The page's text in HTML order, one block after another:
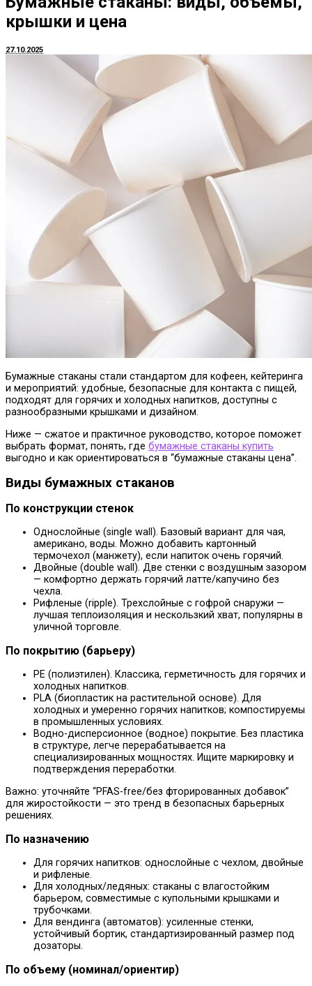
крышки и цена
27.10.2025
Бумажные стаканы стали стандартом для кофеен, кейтеринга
и мероприятий: удобные, безопасные для контакта с пищей,
подходят для горячих и холодных напитков, доступны с
разнообразными крышками и дизайном.
Ниже — сжатое и практичное руководство, которое поможет
выбрать формат, понять, где бумажные стаканы купить
выгодно и как ориентироваться в “бумажные стаканы цена”.
Виды бумажных стаканов
По конструкции стенок
Однослойные (single wall). Базовый вариант для чая,
американо, воды. Можно добавить картонный
термочехол (манжету), если напиток очень горячий.
Двойные (double wall). Две стенки с воздушным зазором
— комфортно держать горячий латте/капучино без
чехла.
Рифленые (ripple). Трехслойные с гофрой снаружи —
лучшая теплоизоляция и нескользкий хват, популярны в
уличной торговле.
По покрытию (барьеру)
PE (полиэтилен). Классика, герметичность для горячих и
холодных напитков.
PLA (биопластик на растительной основе). Для
холодных и умеренно горячих напитков; компостируемы
в промышленных условиях.
Водно-дисперсионное (водное) покрытие. Без пластика
в структуре, легче перерабатывается на
специализированных мощностях. Ищите маркировку и
подтверждения переработки.
Важно: уточняйте “PFAS-free/без фторированных добавок”
для жиростойкости — это тренд в безопасных барьерных
решениях.
По назначению
Для горячих напитков: однослойные с чехлом, двойные
и рифленые.
Для холодных/ледяных: стаканы с влагостойким
барьером, совместимые с купольными крышками и
трубочками.
Для вендинга (автоматов): усиленные стенки,
устойчивый бортик, стандартизированный размер под
дозаторы.
По объему (номинал/ориентир)